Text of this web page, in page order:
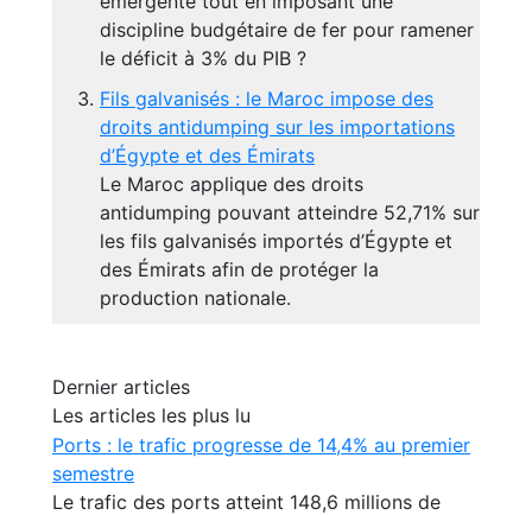
discipline budgétaire de fer pour ramener
le déficit à 3% du PIB ?
Fils galvanisés : le Maroc impose des
droits antidumping sur les importations
d’Égypte et des Émirats
Le Maroc applique des droits
antidumping pouvant atteindre 52,71% sur
les fils galvanisés importés d’Égypte et
des Émirats afin de protéger la
production nationale.
Dernier articles
Les articles les plus lu
Ports : le trafic progresse de 14,4% au premier
semestre
Le trafic des ports atteint 148,6 millions de